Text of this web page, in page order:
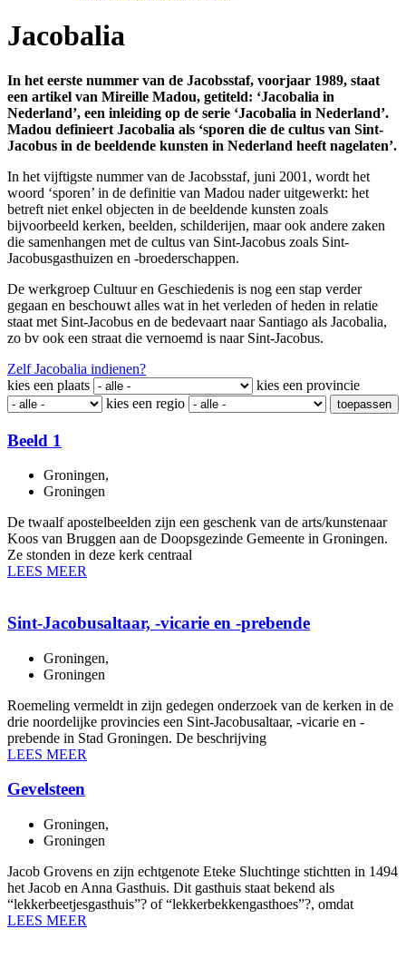
Jacobalia
In het eerste nummer van de Jacobsstaf, voorjaar 1989, staat
een artikel van Mireille Madou, getiteld: ‘Jacobalia in
Nederland’, een inleiding op de serie ‘Jacobalia in Nederland’.
Madou definieert Jacobalia als ‘sporen die de cultus van Sint-
Jacobus in de beeldende kunsten in Nederland heeft nagelaten’.
In het vijftigste nummer van de Jacobsstaf, juni 2001, wordt het
woord ‘sporen’ in de definitie van Madou nader uitgewerkt: het
betreft niet enkel objecten in de beeldende kunsten zoals
bijvoorbeeld kerken, beelden, schilderijen, maar ook andere zaken
die samenhangen met de cultus van Sint-Jacobus zoals Sint-
Jacobusgasthuizen en -broederschappen.
De werkgroep Cultuur en Geschiedenis is nog een stap verder
gegaan en beschouwt alles wat in het verleden of heden in relatie
staat met Sint-Jacobus en de bedevaart naar Santiago als Jacobalia,
zo bv ook een straat die vernoemd is naar Sint-Jacobus.
Zelf Jacobalia indienen?
kies een plaats
kies een provincie
kies een regio
toepassen
Beeld 1
Groningen,
Groningen
De twaalf apostelbeelden zijn een geschenk van de arts/kunstenaar
Koos van Bruggen aan de Doopsgezinde Gemeente in Groningen.
Ze stonden in deze kerk centraal
LEES MEER
Sint-Jacobusaltaar, -vicarie en -prebende
Groningen,
Groningen
Roemeling vermeldt in zijn gedegen onderzoek van de kerken in de
drie noordelijke provincies een Sint-Jacobusaltaar, -vicarie en -
prebende in Stad Groningen. De beschrijving
LEES MEER
Gevelsteen
Groningen,
Groningen
Jacob Grovens en zijn echtgenote Eteke Sluchtinge stichtten in 1494
het Jacob en Anna Gasthuis. Dit gasthuis staat bekend als
“lekkerbeetjesgasthuis”? of “lekkerbekkengasthoes”?, omdat
LEES MEER